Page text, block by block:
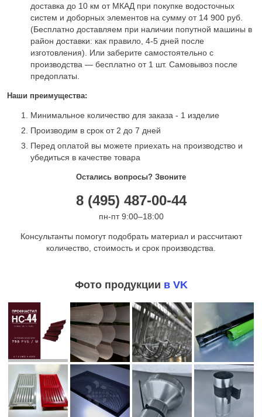
доставка до 10 км от МКАД при покупке водосточных
систем и доборных элементов на сумму от 14 900 руб.
(Бесплатно доставляем при наличии попутной машины в
район доставки: как правило, 4-5 дней после
изготовления). Или заберите самостоятельно с
производства — бесплатно от 1 шт. Самовывоз после
предоплаты.
Наши преимущества:
Минимальное количество для заказа - 1 изделие
Производим в срок от 2 до 7 дней
Перед оплатой вы можете приехать на производство и
убедиться в качестве товара
Остались вопросы? Звоните
8 (495) 487-00-44
пн-пт 9:00–18:00
Консультанты помогут подобрать материал и рассчитают
количество, стоимость и срок производства.
Фото продукции в VK